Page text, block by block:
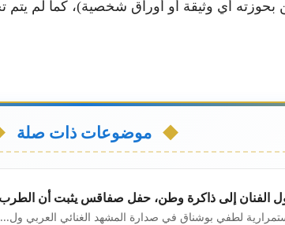
أي وثيقة أو أوراق شخصية)، كما لم يتم
موضوعات ذات صلة
الفنان إلى ذاكرة وطن، حفل صفاقس يثبت أن الطرب
لطفي بوشناق في صدارة المشهد الغنائي العربي ول...